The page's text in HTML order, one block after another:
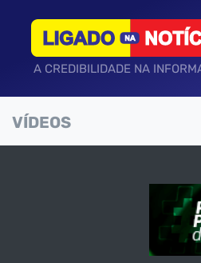
A CREDIBILIDADE NA
VÍDEOS